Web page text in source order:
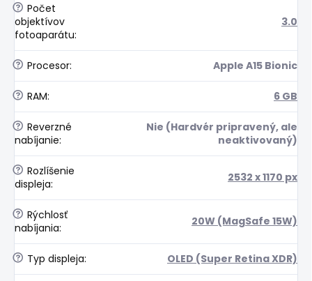
? Počet
objektívov
fotoaparátu:
3.0
? Procesor: Apple A15 Bionic
? RAM: 6 GB
? Reverzné
nabíjanie:
Nie (Hardvér pripravený, ale
neaktivovaný)
? Rozlíšenie
displeja: 2532 x 1170 px
? Rýchlosť
nabíjania: 20W (MagSafe 15W)
? Typ displeja: OLED (Super Retina XDR)